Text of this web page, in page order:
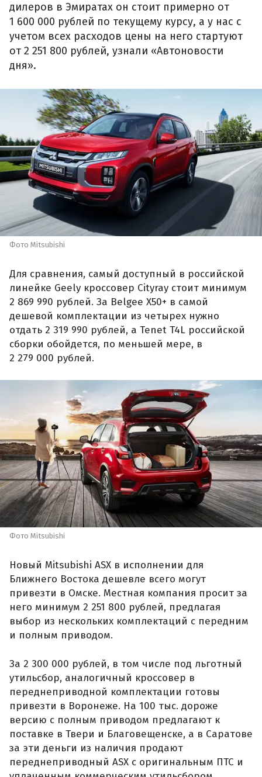
дилеров в Эмиратах он стоит примерно от
1 600 000 рублей по текущему курсу, а у нас с
учетом всех расходов цены на него стартуют
от 2 251 800 рублей, узнали «Автоновости
дня».
Фото Mitsubishi
Для сравнения, самый доступный в российской
линейке Geely кроссовер Cityray стоит минимум
2 869 990 рублей. За Belgee X50+ в самой
дешевой комплектации из четырех нужно
отдать 2 319 990 рублей, а Tenet T4L российской
сборки обойдется, по меньшей мере, в
2 279 000 рублей.
Фото Mitsubishi
Новый Mitsubishi ASX в исполнении для
Ближнего Востока дешевле всего могут
привезти в Омске. Местная компания просит за
него минимум 2 251 800 рублей, предлагая
выбор из нескольких комплектаций с передним
и полным приводом.
За 2 300 000 рублей, в том числе под льготный
утильсбор, аналогичный кроссовер в
переднеприводной комплектации готовы
привезти в Воронеже. На 100 тыс. дороже
версию с полным приводом предлагают к
поставке в Твери и Благовещенске, а в Саратове
за эти деньги из наличия продают
переднеприводный ASX с оригинальным ПТС и